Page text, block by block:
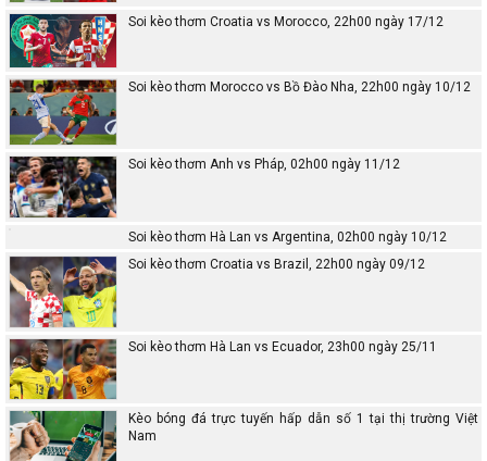
Soi kèo thơm Croatia vs Morocco, 22h00 ngày 17/12
Soi kèo thơm Morocco vs Bồ Đào Nha, 22h00 ngày 10/12
Soi kèo thơm Anh vs Pháp, 02h00 ngày 11/12
Soi kèo thơm Hà Lan vs Argentina, 02h00 ngày 10/12
Soi kèo thơm Croatia vs Brazil, 22h00 ngày 09/12
Soi kèo thơm Hà Lan vs Ecuador, 23h00 ngày 25/11
Kèo bóng đá trực tuyến hấp dẫn số 1 tại thị trường Việt
Nam